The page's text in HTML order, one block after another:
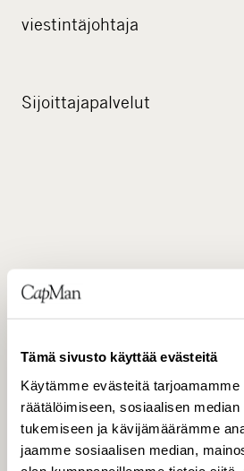
Tämä sivusto käyttää evästeitä
Käytämme evästeitä
räätälöimiseen, sosiaalisen
tukemiseen ja kävijämäärämme
jaamme sosiaalisen median,
viestintäjohtaja
Sijoittajapalvelut
JAKELU